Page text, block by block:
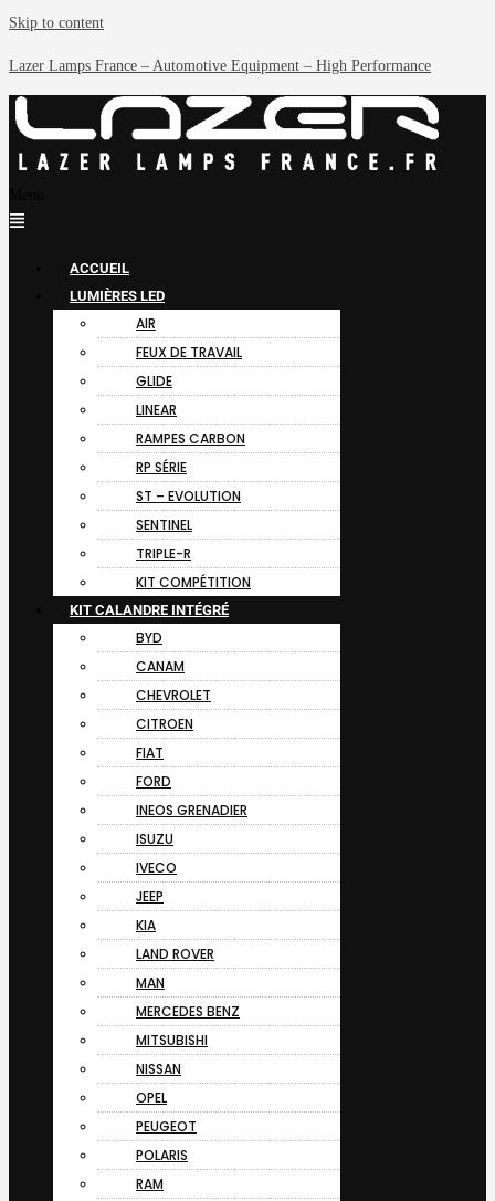
Skip to content
Lazer Lamps France – Automotive Equipment – High Performance
ACCUEIL
LUMIÈRES LED
AIR
FEUX DE TRAVAIL
GLIDE
LINEAR
RAMPES CARBON
RP SÉRIE
ST – EVOLUTION
SENTINEL
TRIPLE-R
KIT COMPÉTITION
KIT CALANDRE INTÉGRÉ
BYD
CANAM
CHEVROLET
CITROEN
FIAT
FORD
INEOS GRENADIER
ISUZU
IVECO
JEEP
KIA
LAND ROVER
MAN
MERCEDES BENZ
MITSUBISHI
NISSAN
OPEL
PEUGEOT
POLARIS
RAM